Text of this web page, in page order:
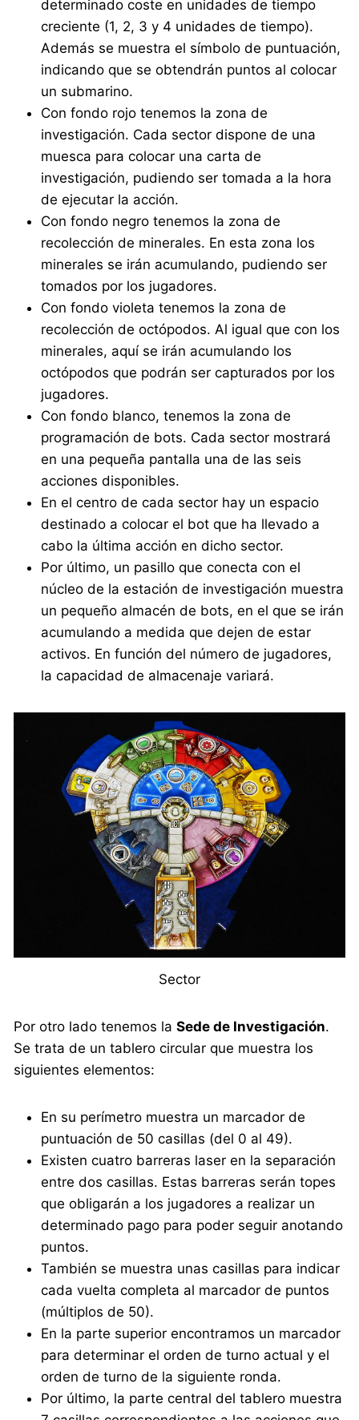
determinado coste en unidades de tiempo
creciente (1, 2, 3 y 4 unidades de tiempo).
Además se muestra el símbolo de puntuación,
indicando que se obtendrán puntos al colocar
un submarino.
Con fondo rojo tenemos la zona de
investigación. Cada sector dispone de una
muesca para colocar una carta de
investigación, pudiendo ser tomada a la hora
de ejecutar la acción.
Con fondo negro tenemos la zona de
recolección de minerales. En esta zona los
minerales se irán acumulando, pudiendo ser
tomados por los jugadores.
Con fondo violeta tenemos la zona de
recolección de octópodos. Al igual que con los
minerales, aquí se irán acumulando los
octópodos que podrán ser capturados por los
jugadores.
Con fondo blanco, tenemos la zona de
programación de bots. Cada sector mostrará
en una pequeña pantalla una de las seis
acciones disponibles.
En el centro de cada sector hay un espacio
destinado a colocar el bot que ha llevado a
cabo la última acción en dicho sector.
Por último, un pasillo que conecta con el
núcleo de la estación de investigación muestra
un pequeño almacén de bots, en el que se irán
acumulando a medida que dejen de estar
activos. En función del número de jugadores,
la capacidad de almacenaje variará.
Sector
Por otro lado tenemos laSede de Investigación.
Se trata de un tablero circular que muestra los
siguientes elementos:
En su perímetro muestra un marcador de
puntuación de 50 casillas (del 0 al 49).
Existen cuatro barreras laser en la separación
entre dos casillas. Estas barreras serán topes
que obligarán a los jugadores a realizar un
determinado pago para poder seguir anotando
puntos.
También se muestra unas casillas para indicar
cada vuelta completa al marcador de puntos
(múltiplos de 50).
En la parte superior encontramos un marcador
para determinar el orden de turno actual y el
orden de turno de la siguiente ronda.
Por último, la parte central del tablero muestra